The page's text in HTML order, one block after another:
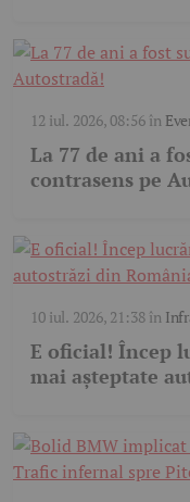
12 iul. 2026, 08:56în
La 77 de ani a
contrasens pe
10 iul. 2026, 21:38în
E oficial! Încep
mai așteptate